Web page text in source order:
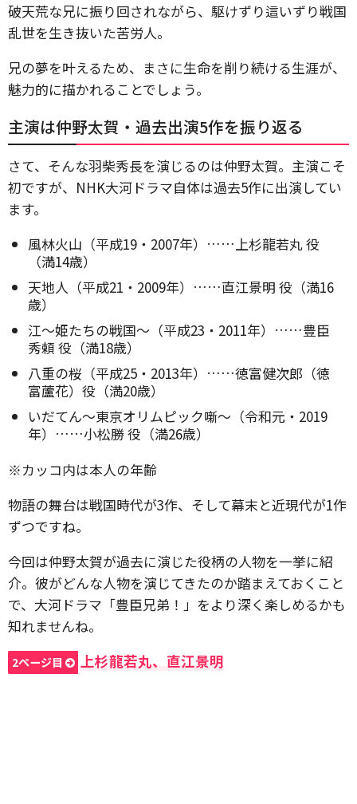
破天荒な兄に振り回されながら、駆けずり這いずり戦国
乱世を生き抜いた苦労人。
兄の夢を叶えるため、まさに生命を削り続ける生涯が、
魅力的に描かれることでしょう。
主演は仲野太賀・過去出演5作を振り返る
さて、そんな羽柴秀長を演じるのは仲野太賀。主演こそ
初ですが、NHK大河ドラマ自体は過去5作に出演してい
ます。
風林火山（平成19・2007年）……上杉龍若丸 役
（満14歳）
天地人（平成21・2009年）……直江景明 役（満16
歳）
江～姫たちの戦国～（平成23・2011年）……豊臣
秀頼 役（満18歳）
八重の桜（平成25・2013年）……徳富健次郎（徳
富蘆花）役（満20歳）
いだてん～東京オリムピック噺～（令和元・2019
年）……小松勝 役（満26歳）
※カッコ内は本人の年齢
物語の舞台は戦国時代が3作、そして幕末と近現代が1作
ずつですね。
今回は仲野太賀が過去に演じた役柄の人物を一挙に紹
介。彼がどんな人物を演じてきたのか踏まえておくこと
で、大河ドラマ「豊臣兄弟！」をより深く楽しめるかも
知れませんね。
2ページ目 上杉龍若丸、直江景明